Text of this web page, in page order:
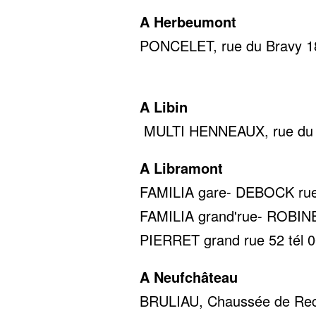
A Herbeumont
PONCELET, rue du Bravy
A Libin
MULTI HENNEAUX, rue
A Libramont
FAMILIA gare- DEBOCK
FAMILIA grand'rue-
PIERRET grand rue 52 tél
A Neufchâteau
BRULIAU, Chaussée de